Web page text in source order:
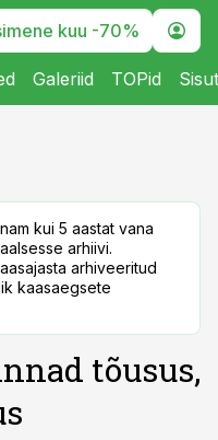
kuu -70%
Galeriid TOPid
kui 5 aastat vana
arhiivi.
arhiveeritud
kaasaegsete
tõusus,